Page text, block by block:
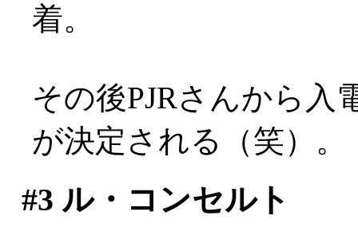
着。
その後PJRさんから入
が決定される（笑）。
#3 ル・コンセルト